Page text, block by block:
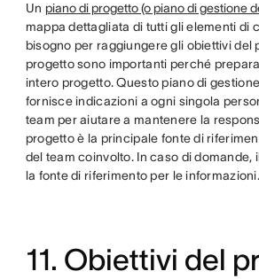
Un piano di progetto (o piano di gestione
mappa dettagliata di tutti gli elementi di
bisogno per raggiungere gli obiettivi del
progetto sono importanti perché
intero progetto. Questo piano di
fornisce indicazioni a ogni singola
team per aiutare a mantenere la
progetto è la principale fonte di
del team coinvolto. In caso di domande,
la fonte di riferimento per le informazioni.
11. Obiettivi del